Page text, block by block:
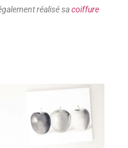
réalisé sacoiffure